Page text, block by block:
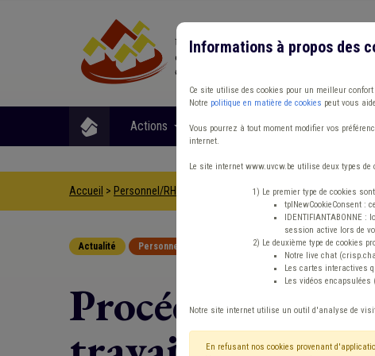
Actions Matières
Accueil > Personnel/RH Procédure de modification
Actualité Personnel/RH
Procédure de
Informations à propos des
Ce site utilise des cookies pour un meilleur
Notre politique en matière de cookies peut vous
Vous pourrez à tout moment modifier vos
internet.
Le site internet www.uvcw.be utilise deux types de
1) Le premier type de cookies
tplNewCookieConsent :
IDENTIFIANTABONNE
session active lors de
2) Le deuxième type de cookies
Notre live chat
Les cartes interactives
Les vidéos
Notre site internet utilise un outil d'analyse de
En refusant nos cookies provenant